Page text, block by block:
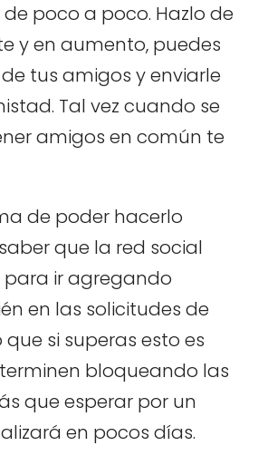
de poco a poco. Hazlo de
y en aumento, puedes
tus amigos y enviarle
Tal vez cuando se
amigos en común te
de poder hacerlo
que la red social
para ir agregando
en las solicitudes de
si superas esto es
bloqueando las
que esperar por un
en pocos días.